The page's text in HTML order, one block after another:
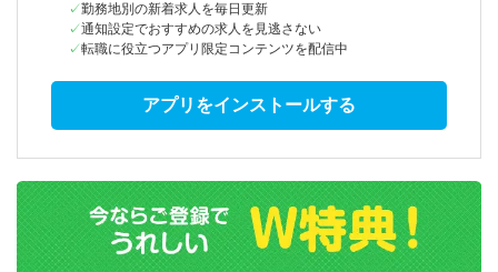
勤務地別の新着求人を毎日更新
通知設定でおすすめの求人を見逃さない
転職に役立つアプリ限定コンテンツを配信中
アプリをインストールする